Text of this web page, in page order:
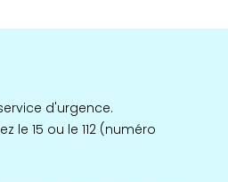
d'urgence.
le 15 ou le 112 (numéro